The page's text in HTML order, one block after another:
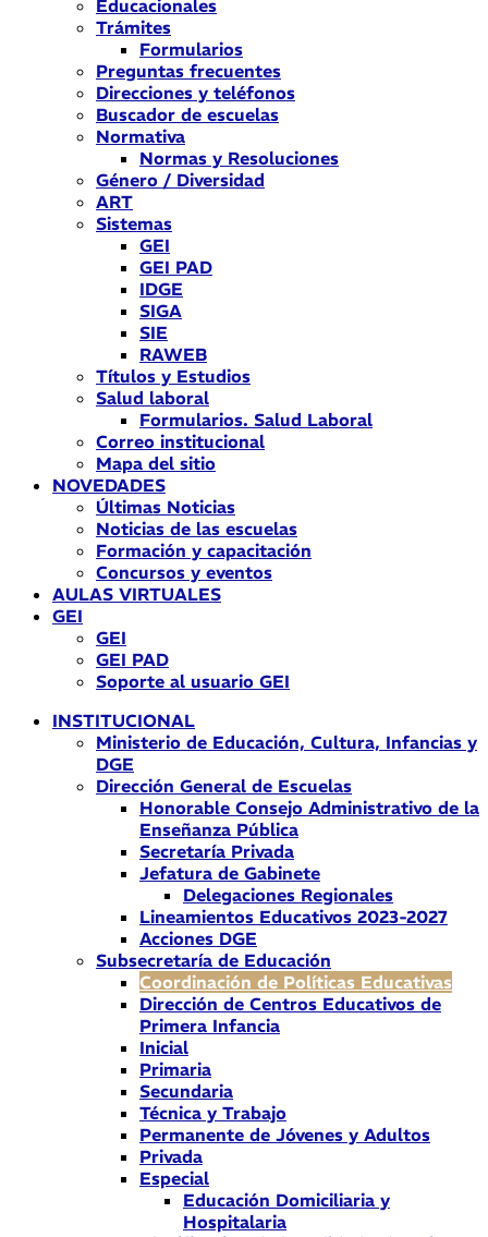
Educacionales
Trámites
Formularios
Preguntas frecuentes
Direcciones y teléfonos
Buscador de escuelas
Normativa
Normas y Resoluciones
Género / Diversidad
ART
Sistemas
GEI
GEI PAD
IDGE
SIGA
SIE
RAWEB
Títulos y Estudios
Salud laboral
Formularios. Salud Laboral
Correo institucional
Mapa del sitio
NOVEDADES
Últimas Noticias
Noticias de las escuelas
Formación y capacitación
Concursos y eventos
AULAS VIRTUALES
GEI
GEI
GEI PAD
Soporte al usuario GEI
INSTITUCIONAL
Ministerio de Educación, Cultura, Infancias y
DGE
Dirección General de Escuelas
Honorable Consejo Administrativo de la
Enseñanza Pública
Secretaría Privada
Jefatura de Gabinete
Delegaciones Regionales
Lineamientos Educativos 2023-2027
Acciones DGE
Subsecretaría de Educación
Coordinación de Políticas Educativas
Dirección de Centros Educativos de
Primera Infancia
Inicial
Primaria
Secundaria
Técnica y Trabajo
Permanente de Jóvenes y Adultos
Privada
Especial
Educación Domiciliaria y
Hospitalaria